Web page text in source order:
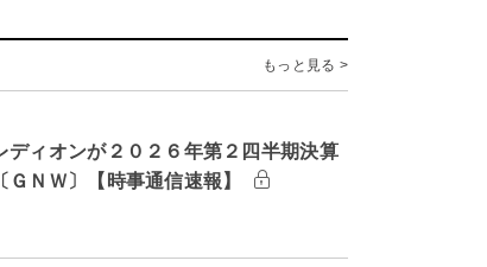
もっと見る >
ディオンが２０２６年第２四半期決算
ＧＮＷ〕【時事通信速報】